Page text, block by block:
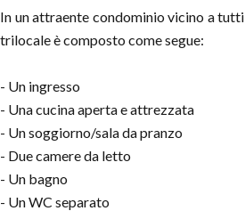
In un attraente condominio vicino a
trilocale è composto come segue:
- Un ingresso
- Una cucina aperta e attrezzata
- Un soggiorno/sala da pranzo
- Due camere da letto
- Un bagno
- Un WC separato